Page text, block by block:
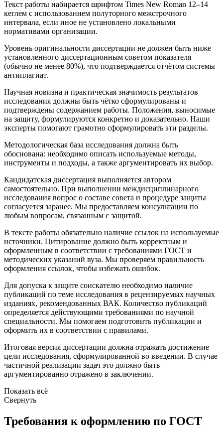
Текст работы набирается шрифтом Times New Roman 12–14
кеглем с использованием полуторного межстрочного
интервала, если иное не установлено локальными
нормативами организации.
Уровень оригинальности диссертации не должен быть ниже
установленного диссертационным советом показателя
(обычно не менее 80%), что подтверждается отчётом системы
антиплагиат.
Научная новизна и практическая значимость результатов
исследования должны быть чётко сформулированы и
подтверждены содержанием работы. Положения, выносимые
на защиту, формулируются конкретно и доказательно. Наши
эксперты помогают грамотно сформулировать эти разделы.
Методологическая база исследования должна быть
обоснована: необходимо описать используемые методы,
инструменты и подходы, а также аргументировать их выбор.
Кандидатская диссертация выполняется автором
самостоятельно. При выполнении междисциплинарного
исследования вопрос о составе совета и процедуре защиты
согласуется заранее. Мы предоставляем консультации по
любым вопросам, связанным с защитой.
В тексте работы обязательно наличие ссылок на используемые
источники. Цитирование должно быть корректным и
оформленным в соответствии с требованиями ГОСТ и
методических указаний вуза. Мы проверяем правильность
оформления ссылок, чтобы избежать ошибок.
Для допуска к защите соискателю необходимо наличие
публикаций по теме исследования в рецензируемых научных
изданиях, рекомендованных ВАК. Количество публикаций
определяется действующими требованиями по научной
специальности. Мы помогаем подготовить публикации и
оформить их в соответствии с правилами.
Итоговая версия диссертации должна отражать достижение
цели исследования, сформулированной во введении. В случае
частичной реализации задач это должно быть
аргументированно отражено в заключении.
Показать всё
Свернуть
Требования к оформлению по ГОСТ